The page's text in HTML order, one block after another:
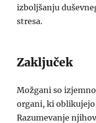
izboljšanju
stresa.
Zaključek
Možgani so
organi, ki
Razumevanje